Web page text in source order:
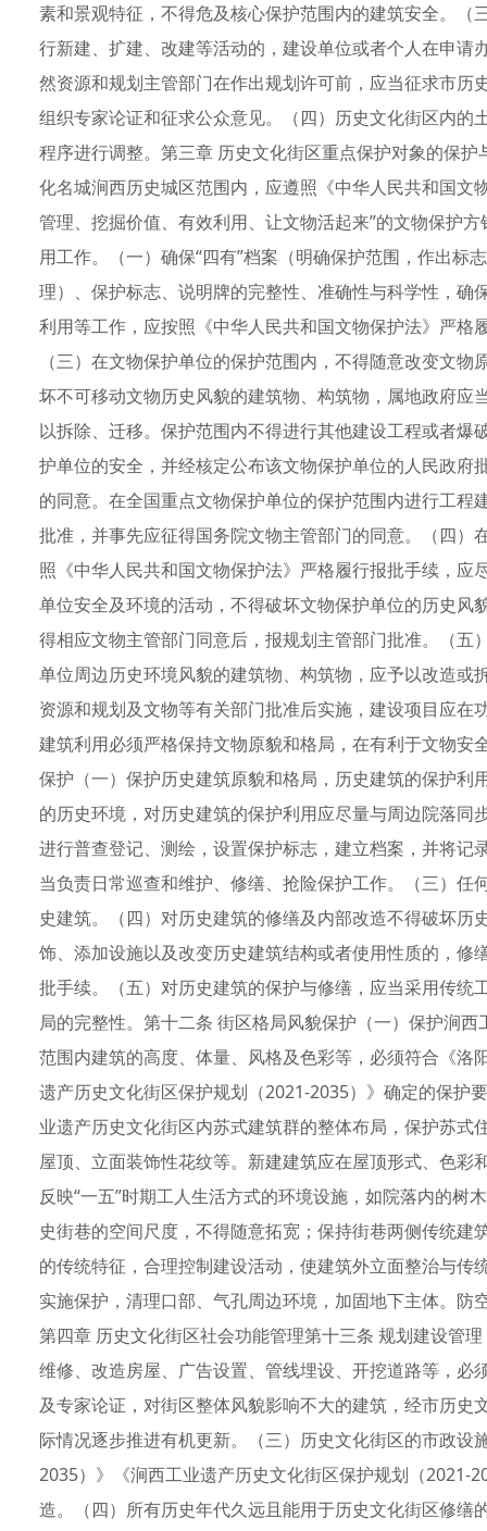
素和景观特征，不得危及核心保护范围内的建筑安全。
行新建、扩建、改建等活动的，建设单位或者个人在申
然资源和规划主管部门在作出规划许可前，应当征求市
组织专家论证和征求公众意见。（四）历史文化街区内
程序进行调整。第三章 历史文化街区重点保护对象的保
化名城涧西历史城区范围内，应遵照《中华人民共和国文
管理、挖掘价值、有效利用、让文物活起来”的文物保护
用工作。（一）确保“四有”档案（明确保护范围，作出
理）、保护标志、说明牌的完整性、准确性与科学性，
利用等工作，应按照《中华人民共和国文物保护法》严
（三）在文物保护单位的保护范围内，不得随意改变文
坏不可移动文物历史风貌的建筑物、构筑物，属地政府
以拆除、迁移。保护范围内不得进行其他建设工程或者
护单位的安全，并经核定公布该文物保护单位的人民政
的同意。在全国重点文物保护单位的保护范围内进行工
批准，并事先应征得国务院文物主管部门的同意。（四
照《中华人民共和国文物保护法》严格履行报批手续，
单位安全及环境的活动，不得破坏文物保护单位的历史
得相应文物主管部门同意后，报规划主管部门批准。（
单位周边历史环境风貌的建筑物、构筑物，应予以改造
资源和规划及文物等有关部门批准后实施，建设项目应
建筑利用必须严格保持文物原貌和格局，在有利于文物
保护（一）保护历史建筑原貌和格局，历史建筑的保护
的历史环境，对历史建筑的保护利用应尽量与周边院落
进行普查登记、测绘，设置保护标志，建立档案，并将
当负责日常巡查和维护、修缮、抢险保护工作。（三）
史建筑。（四）对历史建筑的修缮及内部改造不得破坏
饰、添加设施以及改变历史建筑结构或者使用性质的，
批手续。（五）对历史建筑的保护与修缮，应当采用传
局的完整性。第十二条 街区格局风貌保护（一）保护涧
范围内建筑的高度、体量、风格及色彩等，必须符合《
遗产历史文化街区保护规划（2021-2035）》确定的保护
业遗产历史文化街区内苏式建筑群的整体布局，保护苏
屋顶、立面装饰性花纹等。新建建筑应在屋顶形式、色
反映“一五”时期工人生活方式的环境设施，如院落内的
史街巷的空间尺度，不得随意拓宽；保持街巷两侧传统
的传统特征，合理控制建设活动，使建筑外立面整治与
实施保护，清理口部、气孔周边环境，加固地下主体。
第四章 历史文化街区社会功能管理第十三条 规划建设管
维修、改造房屋、广告设置、管线埋设、开挖道路等，
及专家论证，对街区整体风貌影响不大的建筑，经市历
际情况逐步推进有机更新。（三）历史文化街区的市政
2035）》《涧西工业遗产历史文化街区保护规划（2021-
造。（四）所有历史年代久远且能用于历史文化街区修